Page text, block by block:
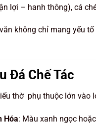
lợi – hanh thông), cá
không chỉ mang yếu
Đá Chế Tác
thờ phụ thuộc lớn vào
Hóa: Màu xanh ngọc